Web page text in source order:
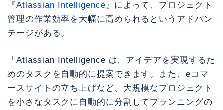
『Atlassian Intelligence』によって、プロジェクト
管理の作業効率を大幅に高められるというアドバン
テージがある。
「Atlassian Intelligence は、アイデアを実現するた
めのタスクを自動的に提案できます。また、eコマ
ースサイトの立ち上げなど、大規模なプロジェクト
を小さなタスクに自動的に分割してプランニングの